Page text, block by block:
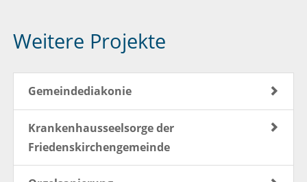
Weitere Projekte
Gemeindediakonie
Krankenhausseelsorge der
Friedenskirchengemeinde